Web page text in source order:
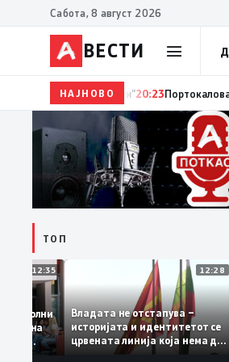
Сабота, 8 август 2026
ВЕСТИ
НАЈНОВО20:24Сиљановска
ТОП
12:35
се задоволни
на
Владата не отстапува –
историјата и идентитетот
црвената линија која нема
се погази